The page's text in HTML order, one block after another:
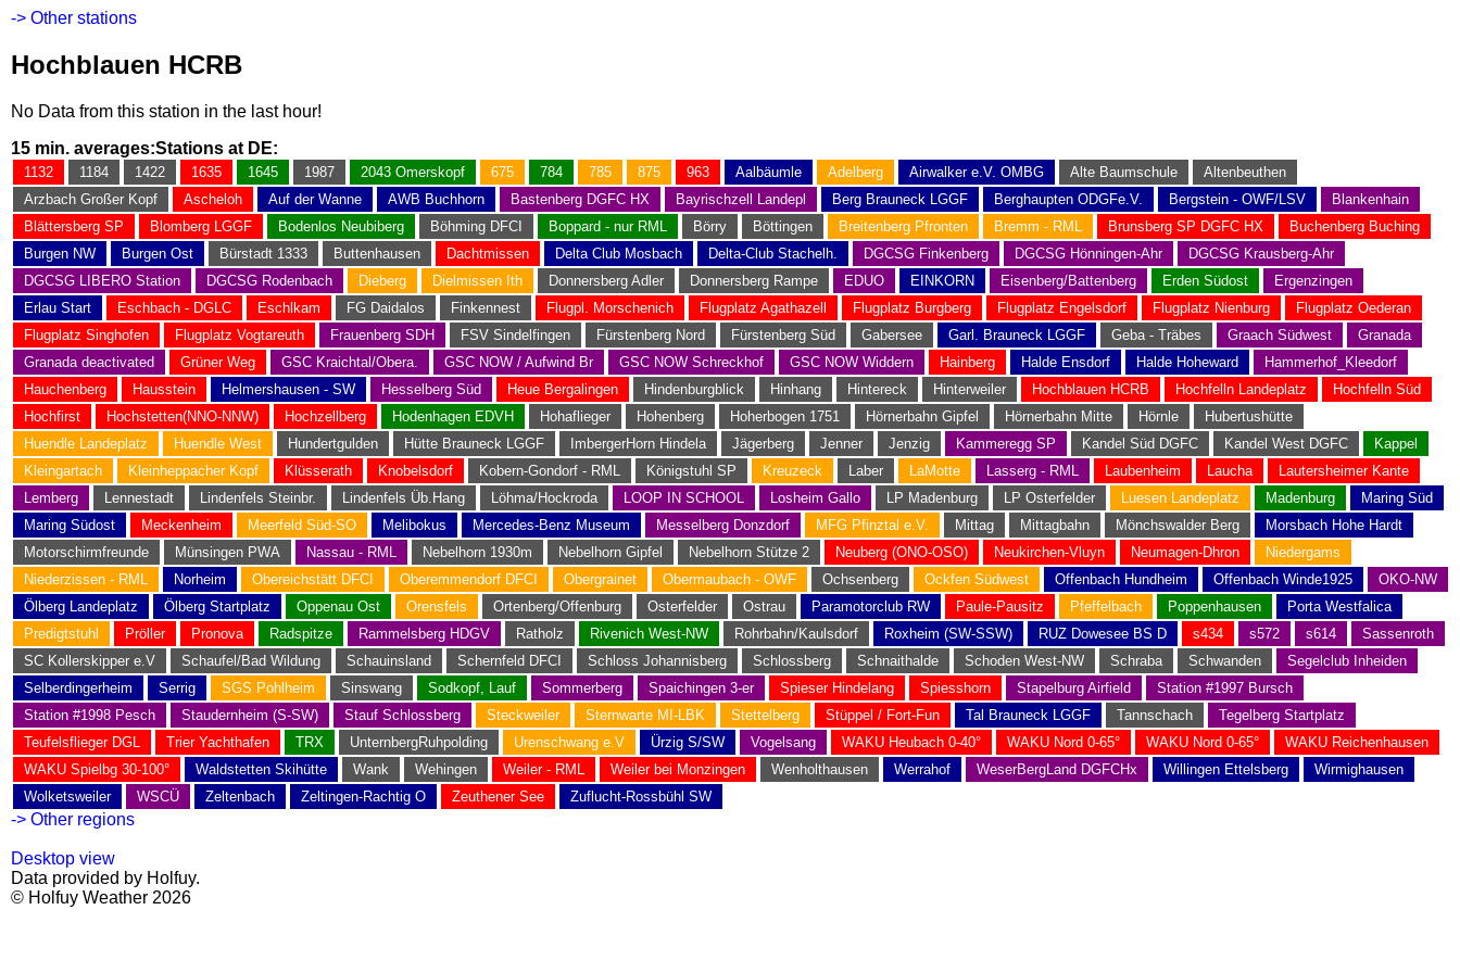
-> Other stations
Hochblauen HCRB
No Data from this station in the last hour!
15 min. averages:Stations at DE:
1132 1184 1422 1635 1645 1987 2043 Omerskopf 675 784 785 875 963 Aalbäumle Adelberg Airwalker e.V. OMBG Alte Baumschule
Altenbeuthen
Arzbach Großer Kopf
Ascheloh Auf der Wanne AWB Buchhorn Bastenberg DGFC HX Bayrischzell Landepl Berg Brauneck LGGF Berghaupten ODGFe.V. Bergstein - OWF/LSV
Blankenhain
Blättersberg SP
Blomberg LGGF Bodenlos Neubiberg Böhming DFCI Boppard - nur RML Börry Böttingen Breitenberg Pfronten Bremm - RML Brunsberg SP DGFC HX
Buchenberg Buching
Burgen NW
Burgen Ost Bürstadt 1333 Buttenhausen Dachtmissen Delta Club Mosbach Delta-Club Stachelh. DGCSG Finkenberg DGCSG Hönningen-Ahr
DGCSG Krausberg-Ahr
DGCSG LIBERO Station
DGCSG Rodenbach Dieberg Dielmissen Ith Donnersberg Adler Donnersberg Rampe EDUO EINKORN Eisenberg/Battenberg Erden Südost
Ergenzingen
Erlau Start
Eschbach - DGLC Eschlkam FG Daidalos Finkennest Flugpl. Morschenich Flugplatz Agathazell Flugplatz Burgberg Flugplatz Engelsdorf Flugplatz Nienburg
Flugplatz Oederan
Flugplatz Singhofen
Flugplatz Vogtareuth Frauenberg SDH FSV Sindelfingen Fürstenberg Nord Fürstenberg Süd Gabersee Garl. Brauneck LGGF Geba - Träbes Graach Südwest
Granada
Granada deactivated
Grüner Weg GSC Kraichtal/Obera. GSC NOW / Aufwind Br GSC NOW Schreckhof GSC NOW Widdern Hainberg Halde Ensdorf Halde Hoheward
Hammerhof_Kleedorf
Hauchenberg
Hausstein Helmershausen - SW Hesselberg Süd Heue Bergalingen Hindenburgblick Hinhang Hintereck Hinterweiler Hochblauen HCRB Hochfelln Landeplatz
Hochfelln Süd
Hochfirst
Hochstetten(NNO-NNW) Hochzellberg Hodenhagen EDVH Hohaflieger Hohenberg Hoherbogen 1751 Hörnerbahn Gipfel Hörnerbahn Mitte Hörnle
Hubertushütte
Huendle Landeplatz
Huendle West Hundertgulden Hütte Brauneck LGGF ImbergerHorn Hindela Jägerberg Jenner Jenzig Kammeregg SP Kandel Süd DGFC Kandel West DGFC
Kappel
Kleingartach
Kleinheppacher Kopf Klüsserath Knobelsdorf Kobern-Gondorf - RML Königstuhl SP Kreuzeck Laber LaMotte Lasserg - RML Laubenheim Laucha
Lautersheimer Kante
Lemberg
Lennestadt Lindenfels Steinbr. Lindenfels Üb.Hang Löhma/Hockroda LOOP IN SCHOOL Losheim Gallo LP Madenburg LP Osterfelder Luesen Landeplatz Madenburg
Maring Süd
Maring Südost
Meckenheim Meerfeld Süd-SO Melibokus Mercedes-Benz Museum Messelberg Donzdorf MFG Pfinztal e.V. Mittag Mittagbahn Mönchswalder Berg
Morsbach Hohe Hardt
Motorschirmfreunde
Münsingen PWA Nassau - RML Nebelhorn 1930m Nebelhorn Gipfel Nebelhorn Stütze 2 Neuberg (ONO-OSO) Neukirchen-Vluyn Neumagen-Dhron
Niedergams
Niederzissen - RML
Norheim Obereichstätt DFCI Oberemmendorf DFCI Obergrainet Obermaubach - OWF Ochsenberg Ockfen Südwest Offenbach Hundheim Offenbach Winde1925
OKO-NW
Ölberg Landeplatz
Ölberg Startplatz Oppenau Ost Orensfels Ortenberg/Offenburg Osterfelder Ostrau Paramotorclub RW Paule-Pausitz Pfeffelbach Poppenhausen
Porta Westfalica
Predigtstuhl
Pröller Pronova Radspitze Rammelsberg HDGV Ratholz Rivenich West-NW Rohrbahn/Kaulsdorf Roxheim (SW-SSW) RUZ Dowesee BS D s434 s572 s614
Sassenroth
SC Kollerskipper e.V
Schaufel/Bad Wildung Schauinsland Schernfeld DFCI Schloss Johannisberg Schlossberg Schnaithalde Schoden West-NW Schraba Schwanden
Segelclub Inheiden
Selberdingerheim
Serrig SGS Pohlheim Sinswang Sodkopf, Lauf Sommerberg Spaichingen 3-er Spieser Hindelang Spiesshorn Stapelburg Airfield
Station #1997 Bursch
Station #1998 Pesch
Staudernheim (S-SW) Stauf Schlossberg Steckweiler Sternwarte MI-LBK Stettelberg Stüppel / Fort-Fun Tal Brauneck LGGF Tannschach
Tegelberg Startplatz
Teufelsflieger DGL
Trier Yachthafen TRX UnternbergRuhpolding Urenschwang e.V Ürzig S/SW Vogelsang WAKU Heubach 0-40° WAKU Nord 0-65° WAKU Nord 0-65°
WAKU Reichenhausen
WAKU Spielbg 30-100°
Waldstetten Skihütte Wank Wehingen Weiler - RML Weiler bei Monzingen Wenholthausen Werrahof WeserBergLand DGFCHx Willingen Ettelsberg
Wirmighausen
Wolketsweiler
WSCÜ Zeltenbach Zeltingen-Rachtig O Zeuthener See Zuflucht-Rossbühl SW
-> Other regions
Desktop view
Data provided by Holfuy.
© Holfuy Weather 2026